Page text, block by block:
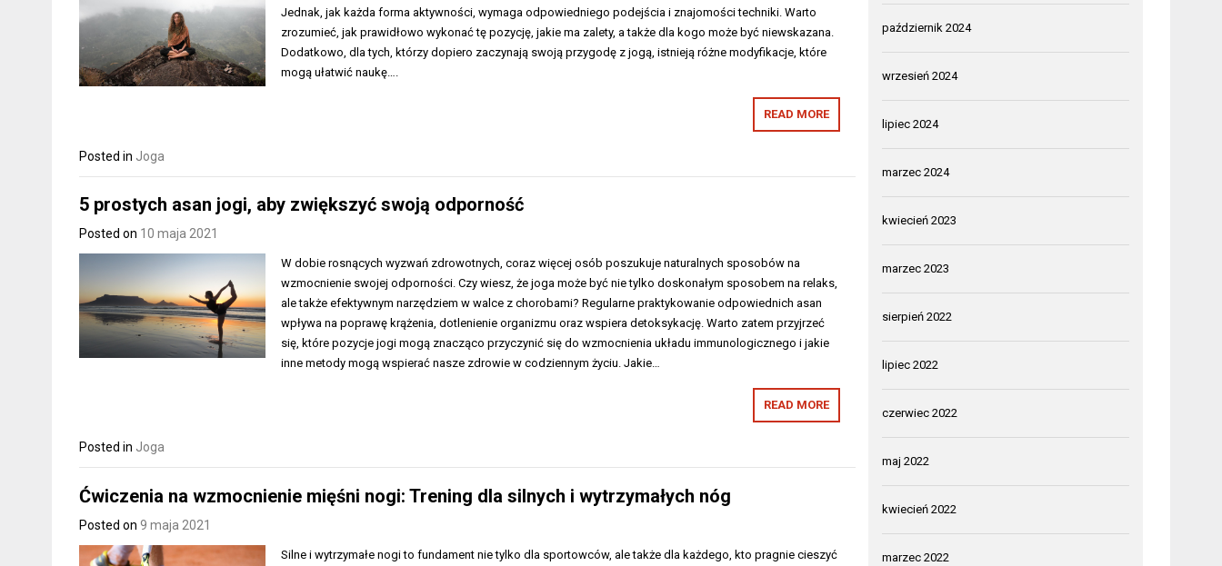
Jednak, jak każda forma aktywności, wymaga odpowiedniego podejścia i znajomości techniki. Warto
zrozumieć, jak prawidłowo wykonać tę pozycję, jakie ma zalety, a także dla kogo może być niewskazana.
Dodatkowo, dla tych, którzy dopiero zaczynają swoją przygodę z jogą, istnieją różne modyfikacje, które
mogą ułatwić naukę….
READ MORE
Posted in Joga
5 prostych asan jogi, aby zwiększyć swoją odporność
Posted on 10 maja 2021
W dobie rosnących wyzwań zdrowotnych, coraz więcej osób poszukuje naturalnych sposobów na
wzmocnienie swojej odporności. Czy wiesz, że joga może być nie tylko doskonałym sposobem na relaks,
ale także efektywnym narzędziem w walce z chorobami? Regularne praktykowanie odpowiednich asan
wpływa na poprawę krążenia, dotlenienie organizmu oraz wspiera detoksykację. Warto zatem przyjrzeć
się, które pozycje jogi mogą znacząco przyczynić się do wzmocnienia układu immunologicznego i jakie
inne metody mogą wspierać nasze zdrowie w codziennym życiu. Jakie…
READ MORE
Posted in Joga
Ćwiczenia na wzmocnienie mięśni nogi: Trening dla silnych i wytrzymałych nóg
Posted on 9 maja 2021
Silne i wytrzymałe nogi to fundament nie tylko dla sportowców, ale także dla każdego, kto pragnie cieszyć
październik 2024
wrzesień 2024
lipiec 2024
marzec 2024
kwiecień 2023
marzec 2023
sierpień 2022
lipiec 2022
czerwiec 2022
maj 2022
kwiecień 2022
marzec 2022